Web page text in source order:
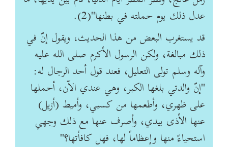
عدل ذلك يوم حملته في بطنها"(2).
قد يستغرب البعض من هذا الحديث، ويقول إنّ في
ذلك مبالغة، ولكن الرسول الأكرم صلى الله عليه
وآله وسلم تولى التعليل، فعند قول أحد الرجال له:
"إنّ والدتي بلغها الكبر، وهي عندي الآن، أحملها
على ظهري، وأطعمها من كسبي، وأميط (أزيل)
عنها الأذى بيدي، وأصرف عنها مع ذلك وجهي
استحياءً منها وإعظاماً لها، فهل كافأتها؟"